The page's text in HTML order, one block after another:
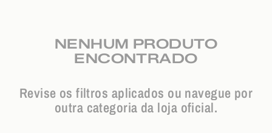
NENHUM PRODUTO
ENCONTRADO
Revise os filtros aplicados ou navegue por
outra categoria da loja oficial.